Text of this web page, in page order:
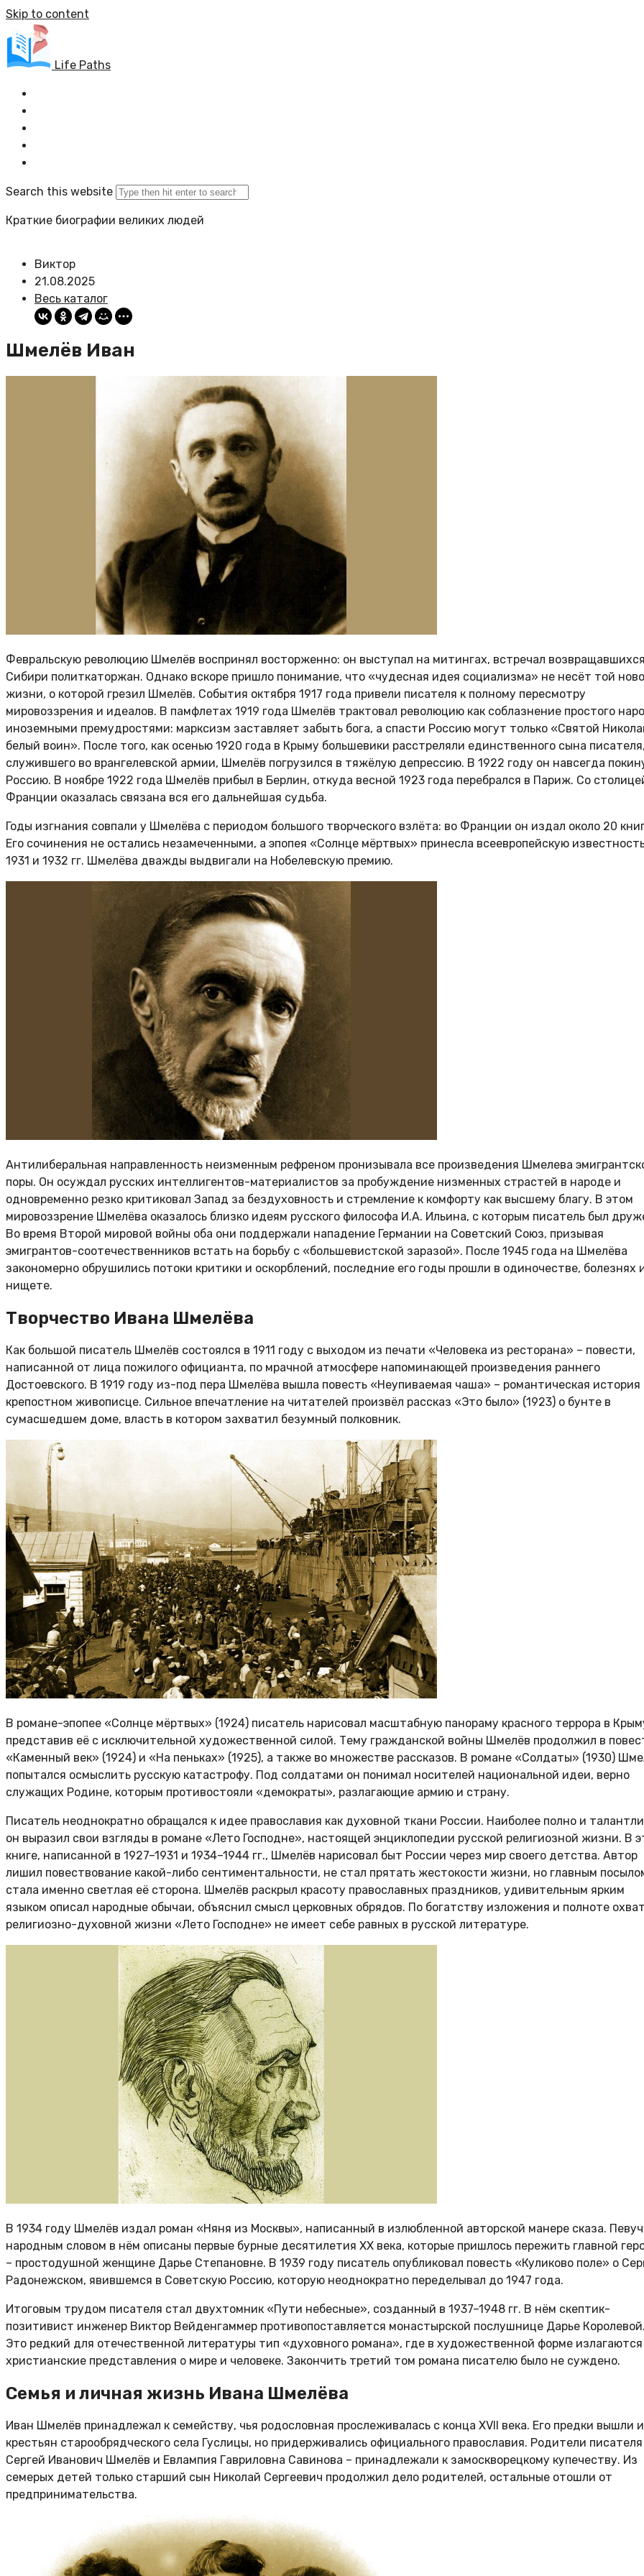
Skip to content
Life Paths
Search this website
Краткие биографии великих людей
Виктор
21.08.2025
Весь каталог
Шмелёв Иван
Февральскую революцию Шмелёв воспринял восторженно: он выступал на митингах, встречал
Сибири политкаторжан. Однако вскоре пришло понимание, что «чудесная идея социализма» не несёт той
жизни, о которой грезил Шмелёв. События октября 1917 года привели писателя к полному пересмотру
мировоззрения и идеалов. В памфлетах 1919 года Шмелёв трактовал революцию как соблазнение простого
иноземными премудростями: марксизм заставляет забыть бога, а спасти Россию могут только «Святой
белый воин». После того, как осенью 1920 года в Крыму большевики расстреляли единственного сына
служившего во врангелевской армии, Шмелёв погрузился в тяжёлую депрессию. В 1922 году он навсегда
Россию. В ноябре 1922 года Шмелёв прибыл в Берлин, откуда весной 1923 года перебрался в Париж. Со
Франции оказалась связана вся его дальнейшая судьба.
Годы изгнания совпали у Шмелёва с периодом большого творческого взлёта: во Франции он издал около 20
Его сочинения не остались незамеченными, а эпопея «Солнце мёртвых» принесла всеевропейскую
1931 и 1932 гг. Шмелёва дважды выдвигали на Нобелевскую премию.
Антилиберальная направленность неизменным рефреном пронизывала все произведения Шмелева
поры. Он осуждал русских интеллигентов-материалистов за пробуждение низменных страстей в народе и
одновременно резко критиковал Запад за бездуховность и стремление к комфорту как высшему благу. В этом
мировоззрение Шмелёва оказалось близко идеям русского философа И.А. Ильина, с которым писатель был
Во время Второй мировой войны оба они поддержали нападение Германии на Советский Союз, призывая
эмигрантов-соотечественников встать на борьбу с «большевистской заразой». После 1945 года на Шмелёва
закономерно обрушились потоки критики и оскорблений, последние его годы прошли в одиночестве, болезнях
нищете.
Творчество Ивана Шмелёва
Как большой писатель Шмелёв состоялся в 1911 году с выходом из печати «Человека из ресторана» – повести,
написанной от лица пожилого официанта, по мрачной атмосфере напоминающей произведения раннего
Достоевского. В 1919 году из-под пера Шмелёва вышла повесть «Неупиваемая чаша» – романтическая история
крепостном живописце. Сильное впечатление на читателей произвёл рассказ «Это было» (1923) о бунте в
сумасшедшем доме, власть в котором захватил безумный полковник.
В романе-эпопее «Солнце мёртвых» (1924) писатель нарисовал масштабную панораму красного террора в
представив её с исключительной художественной силой. Тему гражданской войны Шмелёв продолжил в
«Каменный век» (1924) и «На пеньках» (1925), а также во множестве рассказов. В романе «Солдаты» (1930)
попытался осмыслить русскую катастрофу. Под солдатами он понимал носителей национальной идеи, верно
служащих Родине, которым противостояли «демократы», разлагающие армию и страну.
Писатель неоднократно обращался к идее православия как духовной ткани России. Наиболее полно и
он выразил свои взгляды в романе «Лето Господне», настоящей энциклопедии русской религиозной жизни. В
книге, написанной в 1927–1931 и 1934–1944 гг., Шмелёв нарисовал быт России через мир своего детства. Автор
лишил повествование какой-либо сентиментальности, не стал прятать жестокости жизни, но главным
стала именно светлая её сторона. Шмелёв раскрыл красоту православных праздников, удивительным ярким
языком описал народные обычаи, объяснил смысл церковных обрядов. По богатству изложения и полноте
религиозно-духовной жизни «Лето Господне» не имеет себе равных в русской литературе.
В 1934 году Шмелёв издал роман «Няня из Москвы», написанный в излюбленной авторской манере сказа.
народным словом в нём описаны первые бурные десятилетия XX века, которые пришлось пережить главной
– простодушной женщине Дарье Степановне. В 1939 году писатель опубликовал повесть «Куликово поле» о
Радонежском, явившемся в Советскую Россию, которую неоднократно переделывал до 1947 года.
Итоговым трудом писателя стал двухтомник «Пути небесные», созданный в 1937–1948 гг. В нём скептик-
позитивист инженер Виктор Вейденгаммер противопоставляется монастырской послушнице Дарье
Это редкий для отечественной литературы тип «духовного романа», где в художественной форме излагаются
христианские представления о мире и человеке. Закончить третий том романа писателю было не суждено.
Семья и личная жизнь Ивана Шмелёва
Иван Шмелёв принадлежал к семейству, чья родословная прослеживалась с конца XVII века. Его предки вышли
крестьян старообрядческого села Гуслицы, но придерживались официального православия. Родители
Сергей Иванович Шмелёв и Евлампия Гавриловна Савинова – принадлежали к замоскворецкому купечеству. Из
семерых детей только старший сын Николай Сергеевич продолжил дело родителей, остальные отошли от
предпринимательства.